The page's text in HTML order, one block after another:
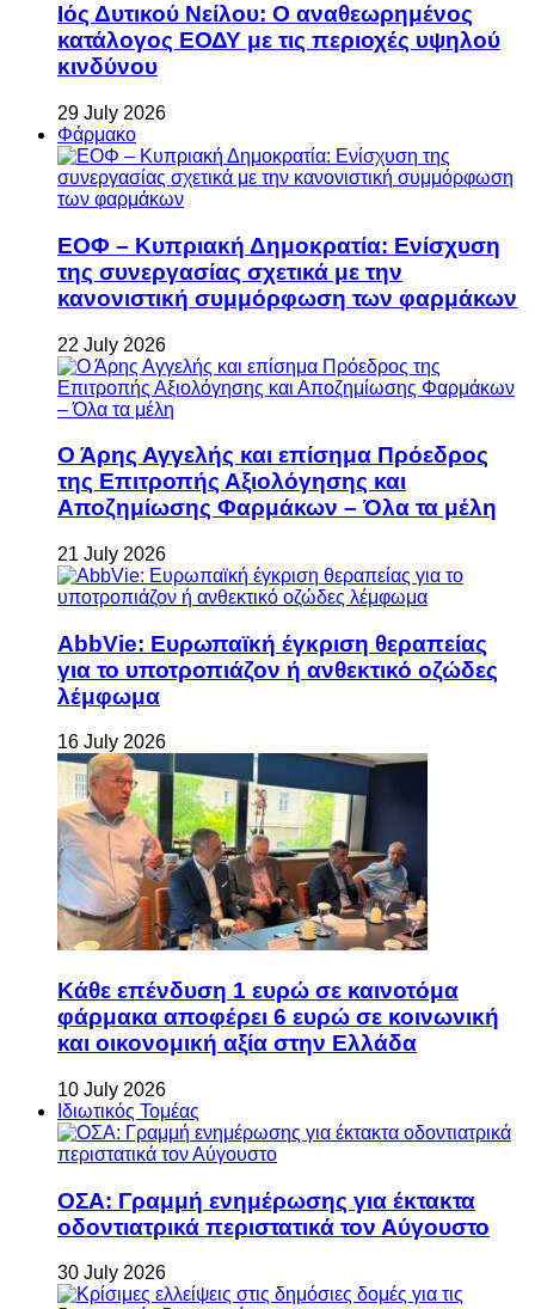
Ιός Δυτικού Νείλου: Ο αναθεωρημένος
κατάλογος ΕΟΔΥ με τις περιοχές υψηλού
κινδύνου
29 July 2026
Φάρμακο
ΕΟΦ – Κυπριακή Δημοκρατία: Ενίσχυση
της συνεργασίας σχετικά με την
κανονιστική συμμόρφωση των φαρμάκων
22 July 2026
Ο Άρης Αγγελής και επίσημα Πρόεδρος
της Επιτροπής Αξιολόγησης και
Αποζημίωσης Φαρμάκων – Όλα τα μέλη
21 July 2026
AbbVie: Ευρωπαϊκή έγκριση θεραπείας
για το υποτροπιάζον ή ανθεκτικό οζώδες
λέμφωμα
16 July 2026
Κάθε επένδυση 1 ευρώ σε καινοτόμα
φάρμακα αποφέρει 6 ευρώ σε κοινωνική
και οικονομική αξία στην Ελλάδα
10 July 2026
Ιδιωτικός Τομέας
ΟΣΑ: Γραμμή ενημέρωσης για έκτακτα
οδοντιατρικά περιστατικά τον Αύγουστο
30 July 2026